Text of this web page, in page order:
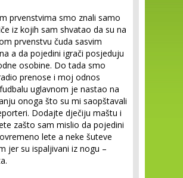
prvenstvima smo znali samo
iz kojih sam shvatao da su na
prvenstvu čuda sasvim
a da pojedini igrači posjeduju
osobine. Do tada smo
prenose i moj odnos
uglavnom je nastao na
onoga što su mi saopštavali
Dodajte dječiju maštu i
zašto sam mislio da pojedini
lete a neke šuteve
jer su ispaljivani iz nogu –